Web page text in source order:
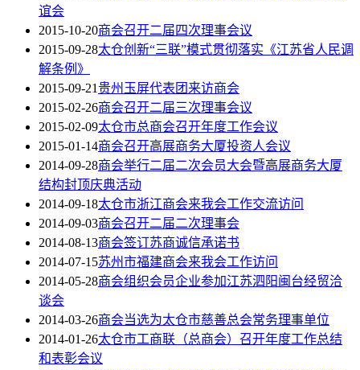
谊会
2015-10-20商会召开二届四次理事会议
2015-09-28太仓创新“三联”模式贯彻落实《江苏省人民调
解条例》
2015-09-21贵州玉屏代表团来访商会
2015-02-26商会召开二届三次理事会议
2015-02-09太仓市总商会召开年度工作会议
2015-01-14商会召开高展商务大厦投资人会议
2014-09-28商会举行二届二次会员大会暨高展商务大厦
结构封顶庆典活动
2014-09-18太仓市浙江商会来我会工作交流访问
2014-09-03商会召开二届二次理事会
2014-08-13商会签订苏商诚信承诺书
2014-07-15苏州市福建商会来我会工作访问
2014-05-28商会组织会员企业参加江苏泗阳闽台经贸洽
谈会
2014-03-26商会当选为太仓市慈善总会常务理事单位
2014-01-26太仓市工商联（总商会）召开年度工作总结
和表彰会议